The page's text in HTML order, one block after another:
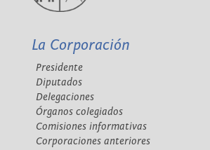
La Corporación
Presidente
Diputados
Delegaciones
Órganos colegiados
Comisiones informativas
Corporaciones anteriores